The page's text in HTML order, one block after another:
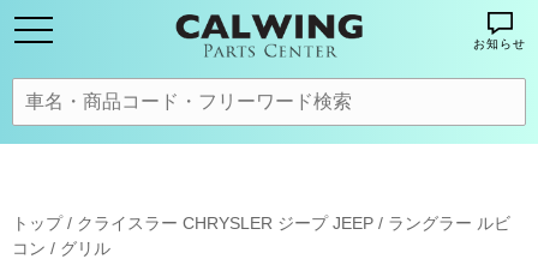
お知らせ
トップ/ クライスラー CHRYSLER ジープ JEEP / ラングラー ルビ
コン / グリル